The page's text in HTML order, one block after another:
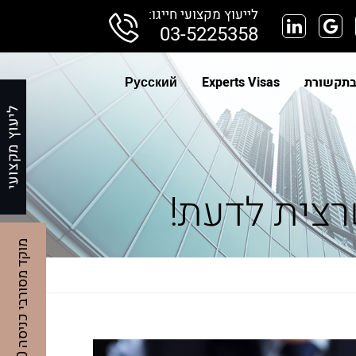
לייעוץ מקצועי חייגו:
03-5225358
Experts Visas
Русский
מ
0
לדעת!